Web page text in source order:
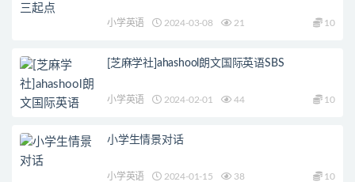
小学英语 2024-03-08 21 10
[芝麻学社]ahashool朗文国际英语SBS
小学英语 2024-02-01 44 10
小学生情景对话
小学英语 2024-01-15 38 10